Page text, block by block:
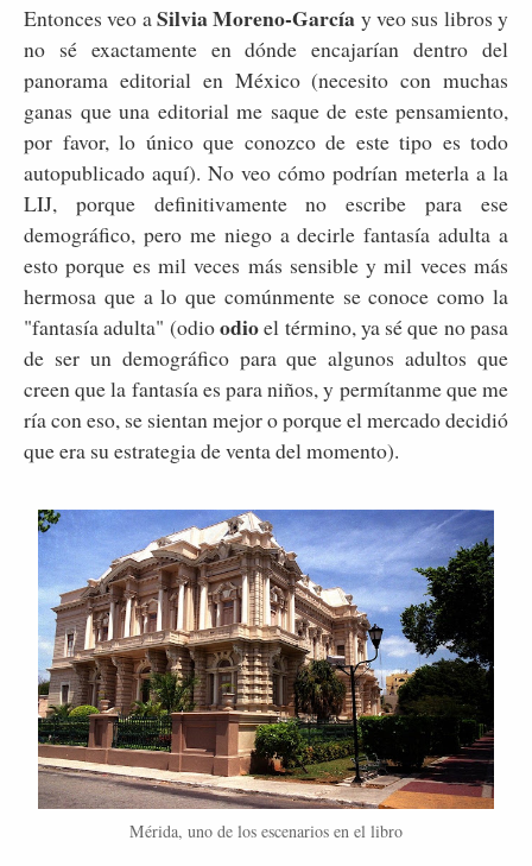
Entonces veo aSilvia Moreno-García y veo sus libros y
no sé exactamente en dónde encajarían dentro del
panorama editorial en México (necesito con muchas
ganas que una editorial me saque de este pensamiento,
por favor, lo único que conozco de este tipo es todo
autopublicado aquí). No veo cómo podrían meterla a la
LIJ, porque definitivamente no escribe para ese
demográfico, pero me niego a decirle fantasía adulta a
esto porque es mil veces más sensible y mil veces más
hermosa que a lo que comúnmente se conoce como la
"fantasía adulta" (odioodioel término, ya sé que no pasa
de ser un demográfico para que algunos adultos que
creen que la fantasía es para niños, y permítanme que me
ría con eso, se sientan mejor o porque el mercado decidió
que era su estrategia de venta del momento).
Mérida, uno de los escenarios en el libro